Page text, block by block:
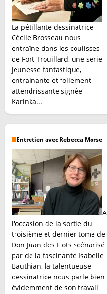
La pétillante dessinatrice
Cécile Brosseau nous
entraîne dans les coulisses
de Fort Trouillard, une série
jeunesse fantastique,
entrainante et follement
attendrissante signée
Karinka...
Entretien avec Rebecca Morse
A
l'occasion de la sortie du
troisième et dernier tome de
Don Juan des Flots scénarisé
par de la fascinante Isabelle
Bauthian, la talentueuse
dessinatrice nous parle bien
évidemment de son travail